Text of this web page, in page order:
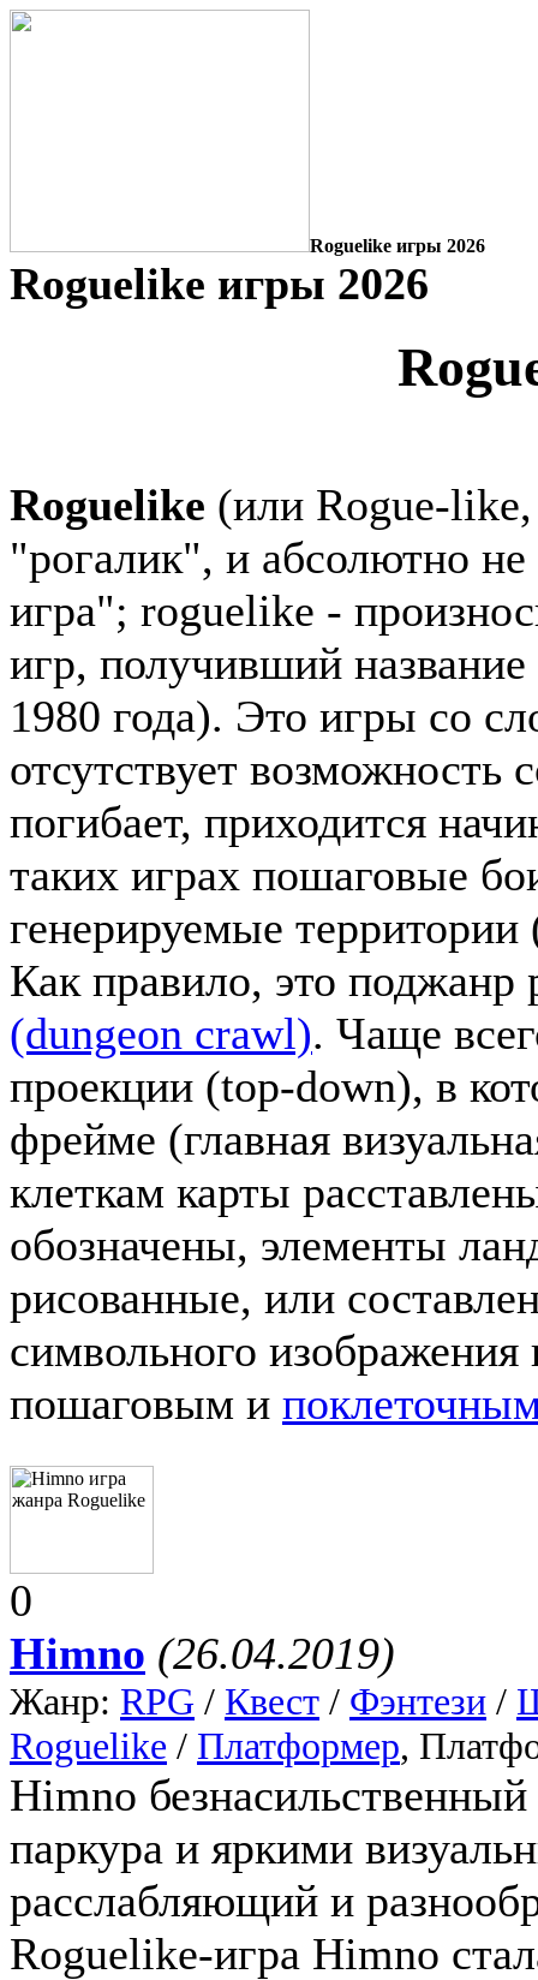
Roguelike игры 2026
Roguelike игры 2026
Roguelike (или Rogue-
"рогалик", и абсолютно
игра"; roguelike -
игр, получивший
1980 года). Это игры со
отсутствует возможность
погибает, приходится
таких играх пошаговые
генерируемые
Как правило, это
(dungeon crawl). Чаще
проекции (top-down), в
фрейме (главная
клеткам карты
обозначены, элементы
рисованные, или
символьного
пошаговым и
0
Himno (26.04.2019)
Жанр: RPG / Квест / Фэнтези /
Roguelike / Платформер,
Himno
паркура и яркими
расслабляющий и
Roguelike-игра Himno